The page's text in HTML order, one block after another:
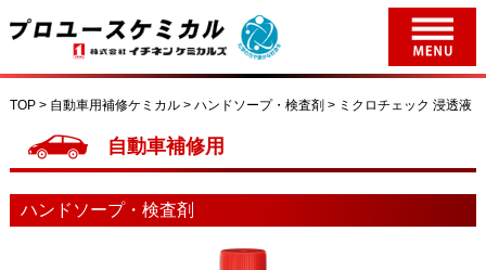
TOP > 自動車用補修ケミカル > ハンドソープ・検査剤 > ミクロチェック 浸透液
自動車補修用
ハンドソープ・検査剤